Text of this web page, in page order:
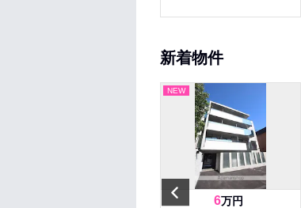
新着物件
Previous
NEW
6万円